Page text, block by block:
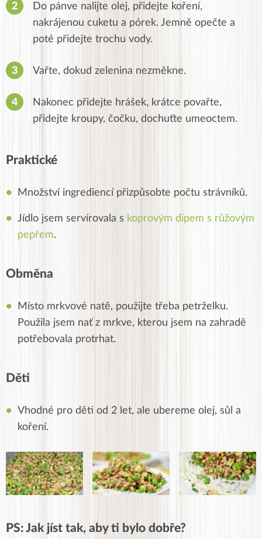
Do pánve nalijte olej, přidejte koření,
nakrájenou cuketu a pórek. Jemně opečte a
poté přidejte trochu vody.
Vařte, dokud zelenina nezměkne.
Nakonec přidejte hrášek, krátce povařte,
přidejte kroupy, čočku, dochuťte umeoctem.
Praktické
Množství ingrediencí přizpůsobte počtu strávníků.
Jídlo jsem servírovala s koprovým dipem s růžovým
pepřem.
Obměna
Místo mrkvové natě, použijte třeba petrželku.
Použila jsem nať z mrkve, kterou jsem na zahradě
potřebovala protrhat.
Děti
Vhodné pro děti od 2 let, ale ubereme olej, sůl a
koření.
PS: Jak jíst tak, aby ti bylo dobře?